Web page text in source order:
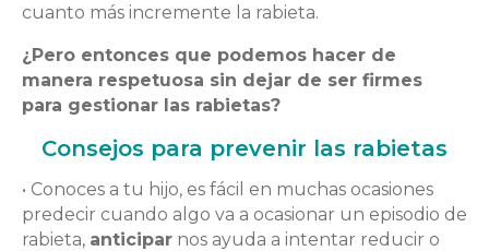
cuanto más incremente la rabieta.
¿Pero entonces que podemos hacer de
manera respetuosa sin dejar de ser firmes
para gestionar las rabietas?
Consejos para prevenir las rabietas
• Conoces a tu hijo, es fácil en muchas ocasiones
predecir cuando algo va a ocasionar un episodio de
rabieta, anticipar nos ayuda a intentar reducir o